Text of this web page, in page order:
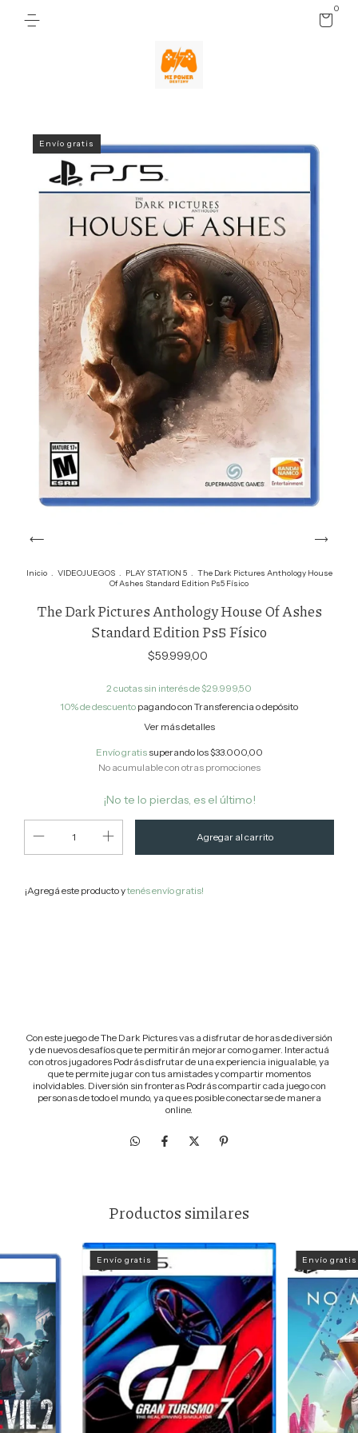
0
Envío gratis
Inicio VIDEOJUEGOS PLAY STATION 5
The Dark Pictures Anthology House
Of Ashes Standard Edition Ps5 Físico
The Dark Pictures Anthology House Of Ashes
Standard Edition Ps5 Físico
$59.999,00
2 cuotas sin interés de $29.999,50
10% de descuento pagando con Transferencia o depósito
Ver más detalles
Envío gratis superando los$33.000,00
No acumulable con otras promociones
¡No te lo pierdas, es el último!
¡Agregá este producto ytenés envío gratis!
Con este juego de The Dark Pictures vas a disfrutar de horas de diversión
y de nuevos desafíos que te permitirán mejorar como gamer. Interactuá
con otros jugadores Podrás disfrutar de una experiencia inigualable, ya
que te permite jugar con tus amistades y compartir momentos
inolvidables. Diversión sin fronteras Podrás compartir cada juego con
personas de todo el mundo, ya que es posible conectarse de manera
online.
Productos similares
Envío gratis Envío gratis